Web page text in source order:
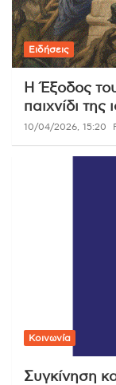
Ειδήσεις
Η Έξοδος
παιχνίδι της
10/04/2026, 15:20
Κοινωνία
Συγκίνηση